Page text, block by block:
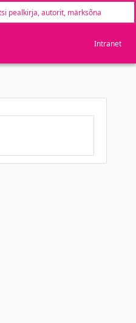
Intranet